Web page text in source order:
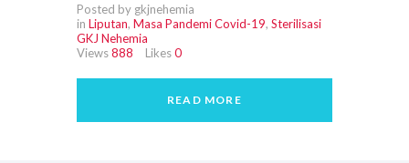
Posted by gkjnehemia
in Liputan, Masa Pandemi Covid-19, Sterilisasi
GKJ Nehemia
Views888 Likes0
READ MORE